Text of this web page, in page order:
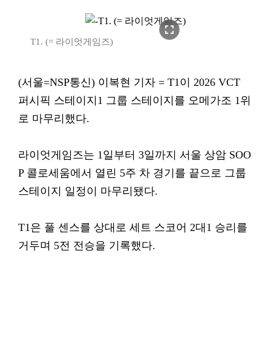
fullscreen
T1. (= 라이엇게임즈)
(서울=NSP통신) 이복현 기자 = T1이 2026 VCT
퍼시픽 스테이지1 그룹 스테이지를 오메가조 1위
로 마무리했다.
라이엇게임즈는 1일부터 3일까지 서울 상암 SOO
P 콜로세움에서 열린 5주 차 경기를 끝으로 그룹
스테이지 일정이 마무리됐다.
T1은 풀 센스를 상대로 세트 스코어 2대1 승리를
거두며 5전 전승을 기록했다.